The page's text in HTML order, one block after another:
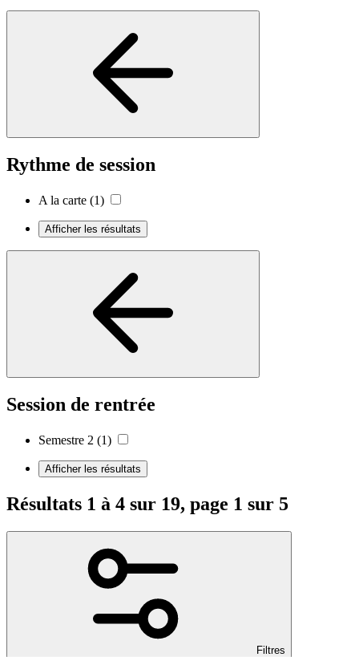
Rythme de session
A la carte (1)
Afficher les résultats
Session de rentrée
Semestre 2 (1)
Afficher les résultats
Résultats 1 à 4 sur 19, page 1 sur 5
Filtres